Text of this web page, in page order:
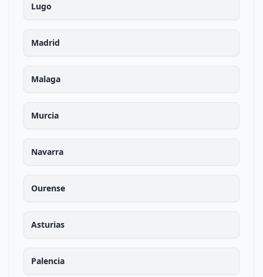
Lugo
Madrid
Malaga
Murcia
Navarra
Ourense
Asturias
Palencia